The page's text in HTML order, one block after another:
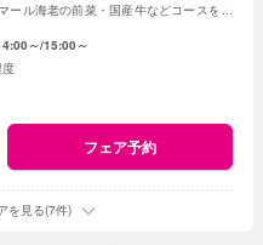
ル海老の前菜・国産牛などコースをゲ
～ 15:00～
フェア予約
を見る(7件)